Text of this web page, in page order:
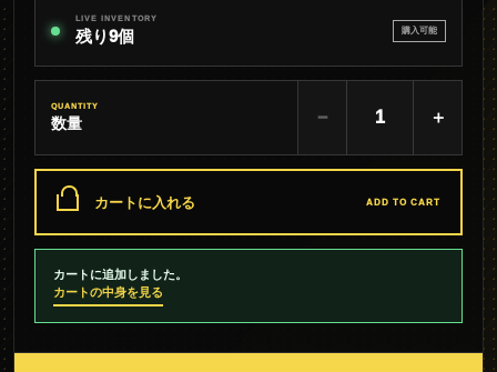
LIVE INVENTORY
残り9個 購入可能
QUANTITY
数量 − ＋
カートに入れる ADD TO CART
カートに追加しました。
カートの中身を見る